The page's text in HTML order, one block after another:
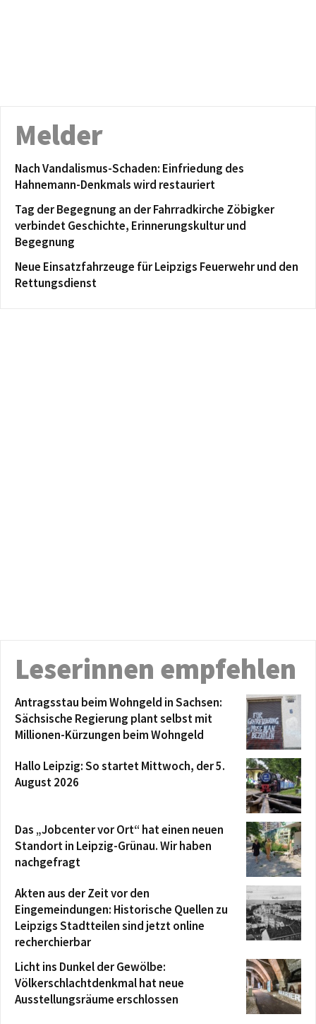
Melder
Nach Vandalismus-Schaden: Einfriedung des
Hahnemann-Denkmals wird restauriert
Tag der Begegnung an der Fahrradkirche Zöbigker
verbindet Geschichte, Erinnerungskultur und
Begegnung
Neue Einsatzfahrzeuge für Leipzigs Feuerwehr und den
Rettungsdienst
Leserinnen empfehlen
Antragsstau beim Wohngeld in Sachsen:
Sächsische Regierung plant selbst mit
Millionen-Kürzungen beim Wohngeld
Hallo Leipzig: So startet Mittwoch, der 5.
August 2026
Das „Jobcenter vor Ort“ hat einen neuen
Standort in Leipzig-Grünau. Wir haben
nachgefragt
Akten aus der Zeit vor den
Eingemeindungen: Historische Quellen zu
Leipzigs Stadtteilen sind jetzt online
recherchierbar
Licht ins Dunkel der Gewölbe:
Völkerschlachtdenkmal hat neue
Ausstellungsräume erschlossen